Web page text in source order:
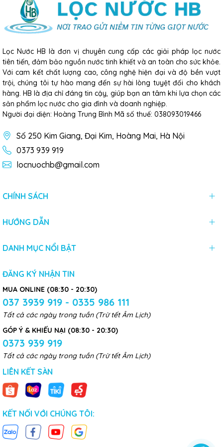
Lọc Nước HB là đơn vị chuyên cung cấp các giải pháp lọc nước
tiên tiến, đảm bảo nguồn nước tinh khiết và an toàn cho sức khỏe.
Với cam kết chất lượng cao, công nghệ hiện đại và độ bền vượt
trội, chúng tôi tự hào mang đến sự hài lòng tuyệt đối cho khách
hàng. HB là địa chỉ đáng tin cậy, giúp bạn an tâm khi lựa chọn các
sản phẩm lọc nước cho gia đình và doanh nghiệp.
Người đại diện: Hoàng Trung Bình Mã số thuế: 038093019466
Số 250 Kim Giang, Đại Kim, Hoàng Mai, Hà Nội
0373 939 919
locnuochb@gmail.com
CHÍNH SÁCH
HƯỚNG DẪN
DANH MỤC NỔI BẬT
ĐĂNG KÝ NHẬN TIN
MUA ONLINE (08:30 - 20:30)
037 3939 919 - 0335 986 111
Tất cả các ngày trong tuần (Trừ tết Âm Lịch)
GÓP Ý & KHIẾU NẠI (08:30 - 20:30)
0373 939 919
Tất cả các ngày trong tuần (Trừ tết Âm Lịch)
LIÊN KẾT SÀN
KẾT NỐI VỚI CHÚNG TÔI: